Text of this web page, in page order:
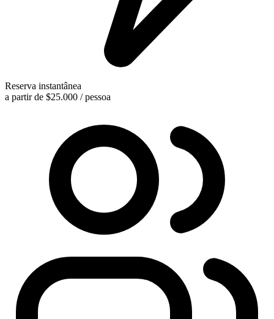
Reserva instantânea
a partir de $25.000 / pessoa